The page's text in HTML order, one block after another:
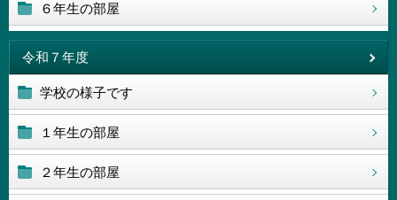
６年生の部屋
令和７年度
学校の様子です
１年生の部屋
２年生の部屋